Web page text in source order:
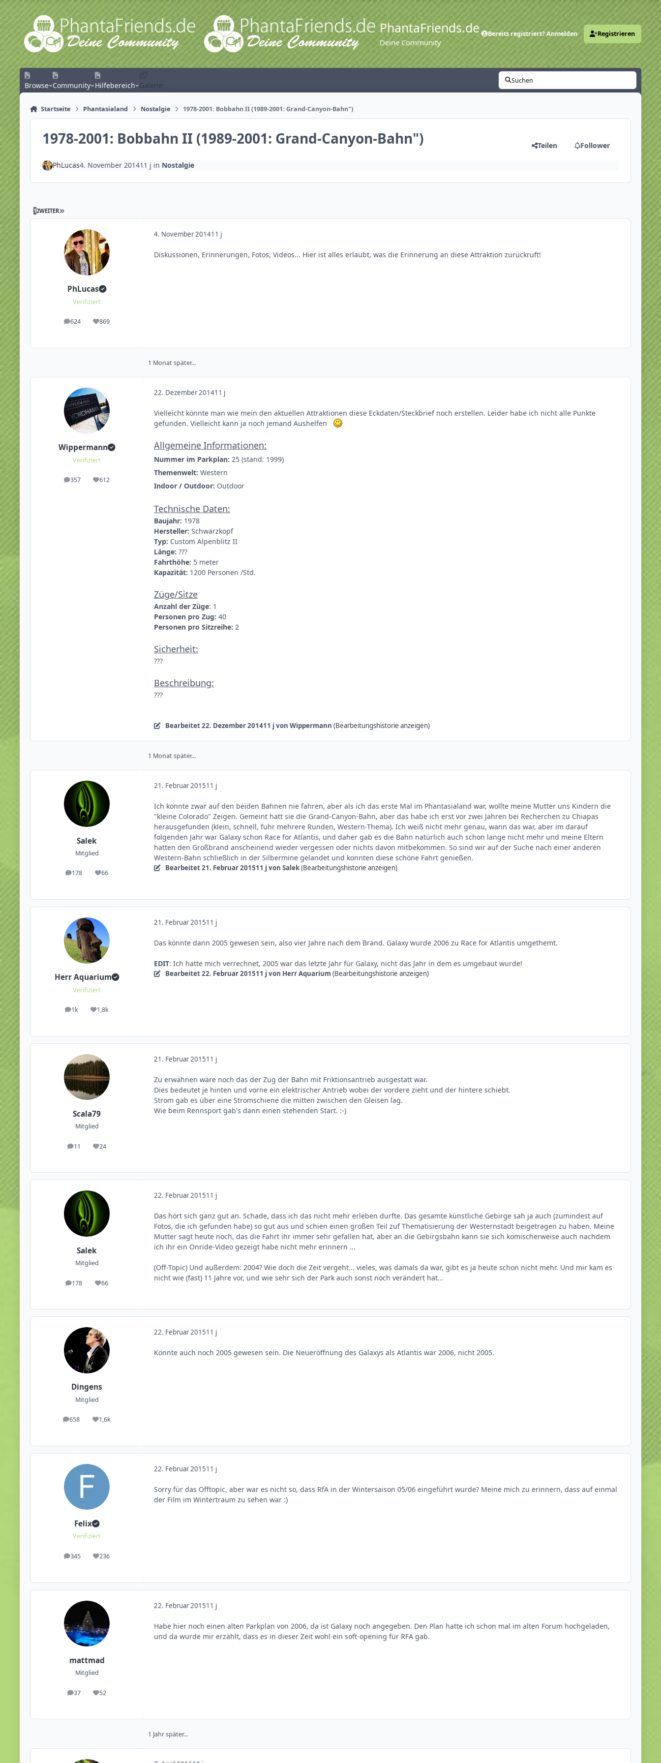
Zum Inhalt springen
PhantaFriends.de
Deine Community
Bereits registriert? Anmelden Registrieren
Browse Community Hilfebereich Galerie
Suchen
Startseite Phantasialand Nostalgie 1978-2001: Bobbahn II (1989-2001: Grand-Canyon-Bahn")
1978-2001: Bobbahn II (1989-2001: Grand-Canyon-Bahn") Teilen Follower
PhLucas4. November 201411 j in Nostalgie
12WEITER
PhLucas
Verifiziert
624
Beiträge 869
Reputation
4. November 201411 j
Diskussionen, Erinnerungen, Fotos, Videos... Hier ist alles erlaubt, was die Erinnerung an diese Attraktion zurückruft!
1 Monat später...
Wippermann
Verifiziert
357
Beiträge 612
Reputation
22. Dezember 201411 j
Vielleicht könnte man wie mein den aktuellen Attraktionen diese Eckdaten/Steckbrief noch erstellen. Leider habe ich nicht alle Punkte
gefunden. Vielleicht kann ja noch jemand Aushelfen
Allgemeine Informationen:
Nummer im Parkplan: 25 (stand: 1999)
Themenwelt: Western
Indoor / Outdoor: Outdoor
Technische Daten:
Baujahr: 1978
Hersteller: Schwarzkopf
Typ: Custom Alpenblitz II
Länge: ???
Fahrthöhe: 5 meter
Kapazität: 1200 Personen /Std.
Züge/Sitze
Anzahl der Züge: 1
Personen pro Zug: 40
Personen pro Sitzreihe: 2
Sicherheit:
???
Beschreibung:
???
Bearbeitet22. Dezember 201411 j von Wippermann (Bearbeitungshistorie anzeigen)
1 Monat später...
Salek
Mitglied
178
Beiträge 66
Reputation
21. Februar 201511 j
Ich konnte zwar auf den beiden Bahnen nie fahren, aber als ich das erste Mal im Phantasialand war, wollte meine Mutter uns Kindern die
"kleine Colorado" Zeigen. Gemeint hatt sie die Grand-Canyon-Bahn, aber das habe ich erst vor zwei Jahren bei Recherchen zu Chiapas
herausgefunden (klein, schnell, fuhr mehrere Runden, Western-Thema). Ich weiß nicht mehr genau, wann das war, aber im darauf
folgenden Jahr war Galaxy schon Race for Atlantis, und daher gab es die Bahn natürlich auch schon lange nicht mehr und meine Eltern
hatten den Großbrand anscheinend wieder vergessen oder nichts davon mitbekommen. So sind wir auf der Suche nach einer anderen
Western-Bahn schließlich in der Silbermine gelandet und konnten diese schöne Fahrt genießen.
Bearbeitet21. Februar 201511 j von Salek(Bearbeitungshistorie anzeigen)
Herr Aquarium
Verifiziert
1k
Beiträge 1,8k
Reputation
21. Februar 201511 j
Das könnte dann 2005 gewesen sein, also vier Jahre nach dem Brand. Galaxy wurde 2006 zu Race for Atlantis umgethemt.
EDIT: Ich hatte mich verrechnet, 2005 war das letzte Jahr für Galaxy, nicht das Jahr in dem es umgebaut wurde!
Bearbeitet22. Februar 201511 j von Herr Aquarium (Bearbeitungshistorie anzeigen)
Scala79
Mitglied
11
Beiträge24
Reputation
21. Februar 201511 j
Zu erwähnen wäre noch das der Zug der Bahn mit Friktionsantrieb ausgestatt war.
Dies bedeutet je hinten und vorne ein elektrischer Antrieb wobei der vordere zieht und der hintere schiebt.
Strom gab es über eine Stromschiene die mitten zwischen den Gleisen lag.
Wie beim Rennsport gab's dann einen stehenden Start. :-)
Salek
Mitglied
178
Beiträge 66
Reputation
22. Februar 201511 j
Das hört sich ganz gut an. Schade, dass ich das nicht mehr erleben durfte. Das gesamte künstliche Gebirge sah ja auch (zumindest auf
Fotos, die ich gefunden habe) so gut aus und schien einen großen Teil zuf Thematisierung der Westernstadt beigetragen zu haben. Meine
Mutter sagt heute noch, das die Fahrt ihr immer sehr gefallen hat, aber an die Gebirgsbahn kann sie sich komischerweise auch nachdem
ich ihr ein Onride-Video gezeigt habe nicht mehr erinnern ...
(Off-Topic) Und außerdem: 2004? Wie doch die Zeit vergeht... vieles, was damals da war, gibt es ja heute schon nicht mehr. Und mir kam es
nicht wie (fast) 11 Jahre vor, und wie sehr sich der Park auch sonst noch verändert hat...
Dingens
Mitglied
658
Beiträge 1,6k
Reputation
22. Februar 201511 j
Könnte auch noch 2005 gewesen sein. Die Neueröffnung des Galaxys als Atlantis war 2006, nicht 2005.
Felix
Verifiziert
345
Beiträge 236
Reputation
22. Februar 201511 j
Sorry für das Offtopic, aber war es nicht so, dass RfA in der Wintersaison 05/06 eingeführt wurde? Meine mich zu erinnern, dass auf einmal
der Film im Wintertraum zu sehen war :)
mattmad
Mitglied
37
Beiträge 52
Reputation
22. Februar 201511 j
Habe hier noch einen alten Parkplan von 2006, da ist Galaxy noch angegeben. Den Plan hatte ich schon mal im alten Forum hochgeladen,
und da wurde mir erzählt, dass es in dieser Zeit wohl ein soft-opening für RFA gab.
1 Jahr später...